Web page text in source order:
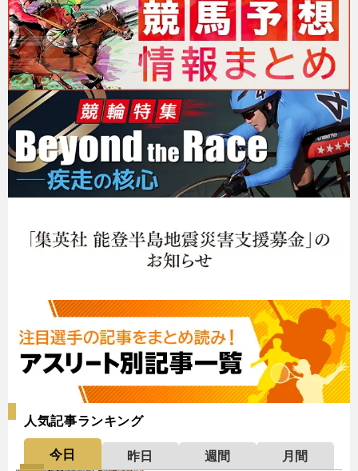
人気記事ランキング
今日 昨日 週間 月間